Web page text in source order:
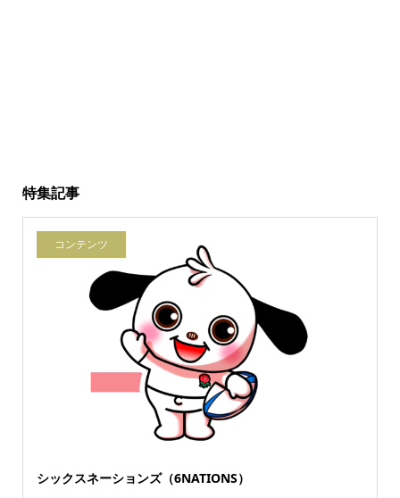
特集記事
コンテンツ
シックスネーションズ（6NATIONS）